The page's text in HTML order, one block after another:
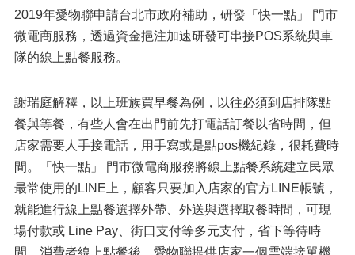
2019年愛物聯申請台北市政府補助，研發「快一點」 門市
微電商服務，透過資金挹注加速研發可串接POS系統與車
隊的線上點餐服務。
謝瑞庭解釋，以上班族買早餐為例，以往必須到店排隊點
餐與等餐，有些人會在出門前先打電話訂餐以省時間，但
店家需要人手接電話，用手寫或是點pos機紀錄，很耗費時
間。「快一點」 門市微電商服務將線上點餐系統建立民眾
最常使用的LINE上，顧客只要加入店家的官方LINE帳號，
就能進行線上點餐選擇外帶、外送與選擇取餐時間，可現
場付款或 Line Pay、街口支付等多元支付，省下等待時
間，消費者線上點餐後，愛物聯提供店家一個雲端接單機